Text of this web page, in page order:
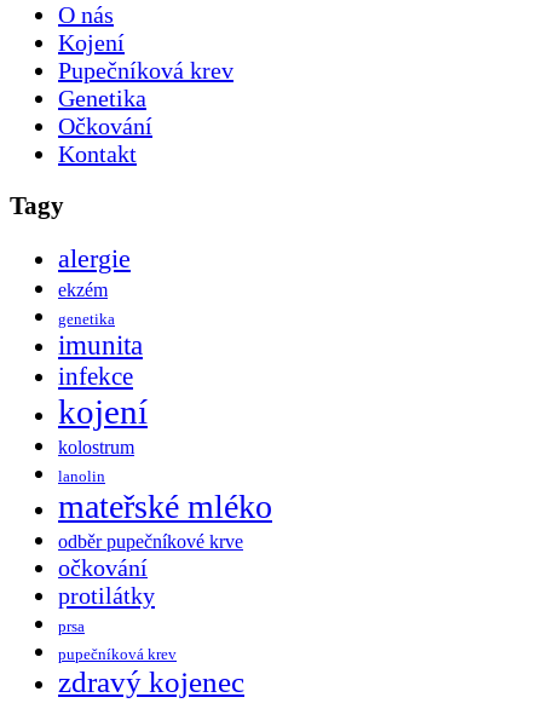
O nás
Kojení
Pupečníková krev
Genetika
Očkování
Kontakt
Tagy
alergie
ekzém
genetika
imunita
infekce
kojení
kolostrum
lanolin
mateřské mléko
odběr pupečníkové krve
očkování
protilátky
prsa
pupečníková krev
zdravý kojenec